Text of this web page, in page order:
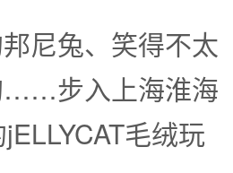
尼兔、笑得不太
……步入上海淮海
毛绒玩